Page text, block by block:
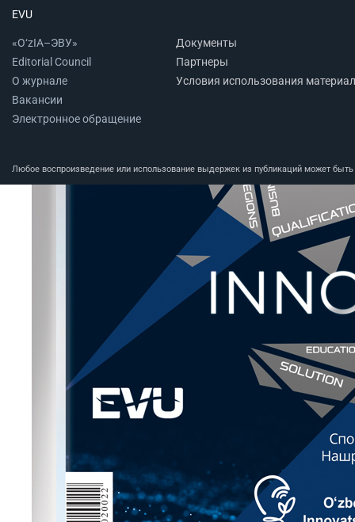
EVU
«O‘zIA–ЭВУ»
Editorial Council
О журнале
Вакансии
Электронное обращение
Документы
Партнеры
Условия использования
Любое воспроизведение или использование выдержек из публикаций может